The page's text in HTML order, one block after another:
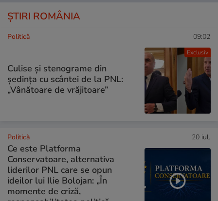
ȘTIRI ROMÂNIA
Exclusiv
Politică 09:02
Culise și stenograme din
ședința cu scântei de la PNL:
„Vânătoare de vrăjitoare”
Politică 20 iul.
Ce este Platforma
Conservatoare, alternativa
liderilor PNL care se opun
ideilor lui Ilie Bolojan: „În
momente de criză,